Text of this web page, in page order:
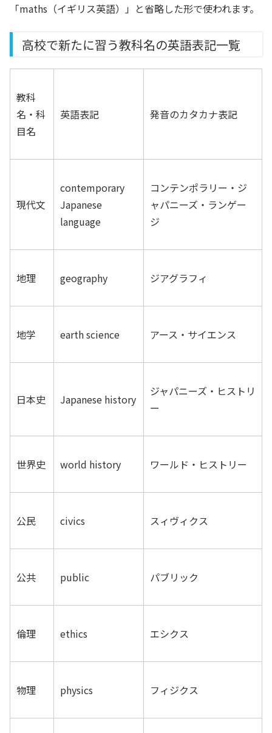
「maths（イギリス英語）」と省略した形で使われます。
高校で新たに習う教科名の英語表記一覧
教科
名・科
目名
英語表記 発音のカタカナ表記
現代文
contemporary
Japanese
language
コンテンポラリー・ジ
ャパニーズ・ランゲー
ジ
地理 geography ジアグラフィ
地学 earth science アース・サイエンス
日本史 Japanese history
ジャパニーズ・ヒストリ
ー
世界史 world history ワールド・ヒストリー
公民 civics スィヴィクス
公共 public パブリック
倫理 ethics エシクス
物理 physics フィジクス